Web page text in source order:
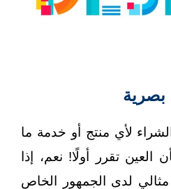
بصرية
لأي منتج أو خدمة ما
العين تقرر أولًا! نعم، إذا
لدى الجمهور الخاص